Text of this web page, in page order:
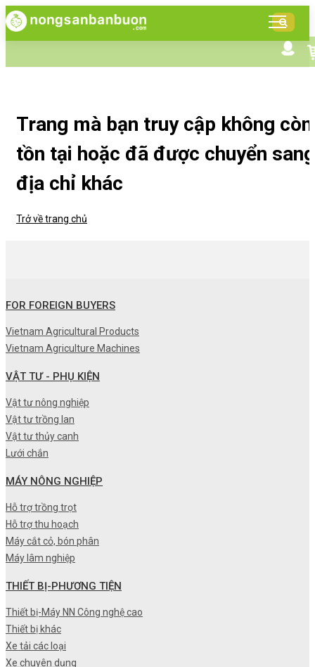
MỤC
Trang mà bạn truy cập không còn
tồn tại hoặc đã được chuyển sang
địa chỉ khác
Trở về trang chủ
FOR FOREIGN BUYERS
Vietnam Agricultural Products
Vietnam Agriculture Machines
VẬT TƯ - PHỤ KIỆN
Vật tư nông nghiệp
Vật tư trồng lan
Vật tư thủy canh
Lưới chắn
MÁY NÔNG NGHIỆP
Hỗ trợ trồng trọt
Hỗ trợ thu hoạch
Máy cắt cỏ, bón phân
Máy lâm nghiệp
THIẾT BỊ-PHƯƠNG TIỆN
Thiết bị-Máy NN Công nghệ cao
Thiết bị khác
Xe tải các loại
Xe chuyên dụng